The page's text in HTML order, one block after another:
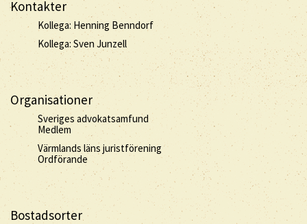
Kontakter
Kollega: Henning Benndorf
Kollega: Sven Junzell
Organisationer
Sveriges advokatsamfund
Medlem
Värmlands läns juristförening
Ordförande
Bostadsorter